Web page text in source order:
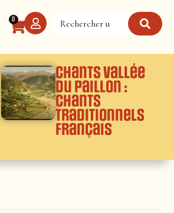
0
Chants Vallée
du Paillon :
Chants
traditionnels
français